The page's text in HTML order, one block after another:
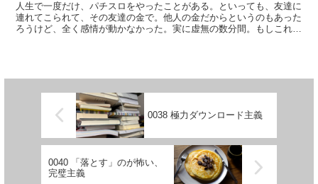
人生で一度だけ、パチスロをやったことがある。といっても、友達に
連れてこられて、その友達の金で。他人の金だからというのもあった
ろうけど、全く感情が動かなかった。実に虚無の数分間。もしこれで
0038 極力ダウンロード主義
0040 「落とす」のが怖い、
完璧主義